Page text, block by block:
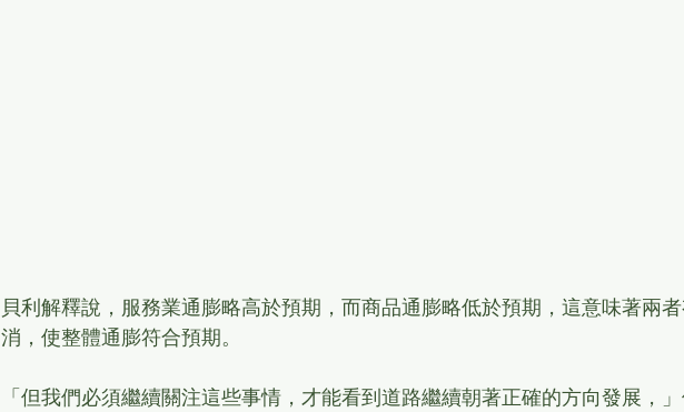
貝利解釋說，服務業通膨略高於預期，而商品通膨略低於預期，這意味著兩
消，使整體通膨符合預期。
「但我們必須繼續關注這些事情，才能看到道路繼續朝著正確的方向發展，